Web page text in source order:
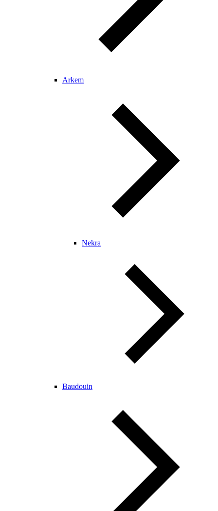
Arkem
Nekra
Baudouin